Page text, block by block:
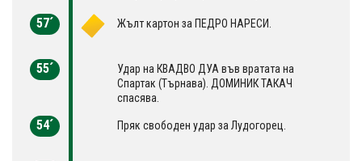
57´ Жълт картон за ПЕДРО НАРЕСИ.
55´
Удар на КВАДВО ДУА във вратата на
Спартак (Търнава). ДОМИНИК ТАКАЧ
спасява.
54´ Пряк свободен удар за Лудогорец.